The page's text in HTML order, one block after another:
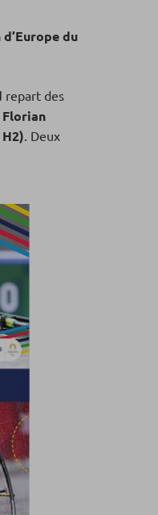
du
repart des
Florian
. Deux